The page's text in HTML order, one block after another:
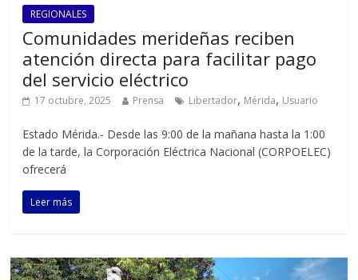
REGIONALES
Comunidades merideñas reciben
atención directa para facilitar pago
del servicio eléctrico
17 octubre, 2025 Prensa Libertador, Mérida, Usuario
Estado Mérida.- Desde las 9:00 de la mañana hasta la 1:00
de la tarde, la Corporación Eléctrica Nacional (CORPOELEC)
ofrecerá
Leer más